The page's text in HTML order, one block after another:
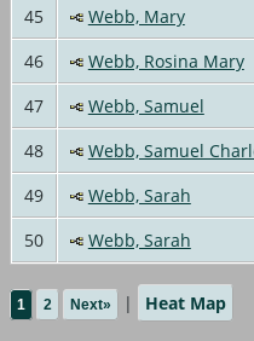
45
Webb, Mary
46
Webb, Rosina Mary
47
Webb, Samuel
48
Webb, Samuel
49
Webb, Sarah
50
Webb, Sarah
1 2 Next» | Heat Map